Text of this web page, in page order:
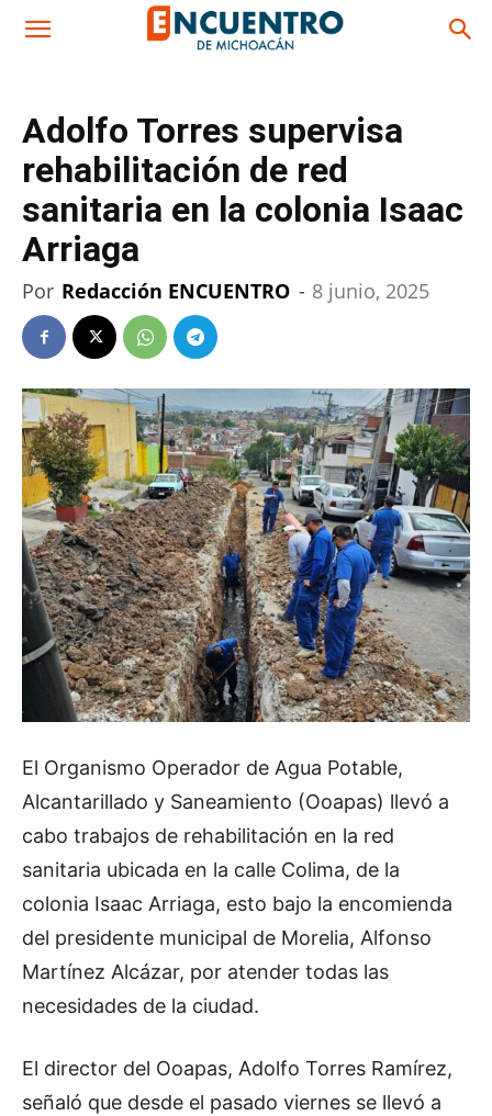
Adolfo Torres supervisa
rehabilitación de red
sanitaria en la colonia Isaac
Arriaga
Por Redacción ENCUENTRO - 8 junio, 2025
El Organismo Operador de Agua Potable,
Alcantarillado y Saneamiento (Ooapas) llevó a
cabo trabajos de rehabilitación en la red
sanitaria ubicada en la calle Colima, de la
colonia Isaac Arriaga, esto bajo la encomienda
del presidente municipal de Morelia, Alfonso
Martínez Alcázar, por atender todas las
necesidades de la ciudad.
El director del Ooapas, Adolfo Torres Ramírez,
señaló que desde el pasado viernes se llevó a